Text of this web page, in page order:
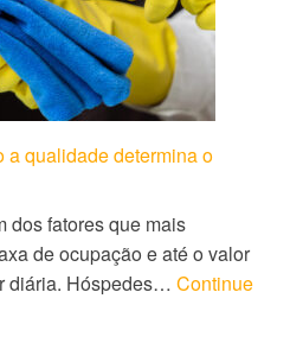
a qualidade determina o
dos fatores que mais
de ocupação e até o valor
diária. Hóspedes… Continue